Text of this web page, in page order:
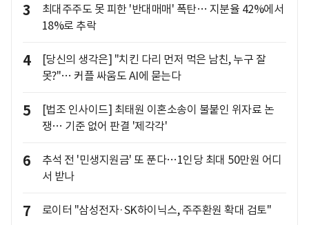
3
최대주주도 못 피한 '반대매매' 폭탄… 지분율 42%에서
18%로 추락
4
[당신의 생각은] "치킨 다리 먼저 먹은 남친, 누구 잘
못?"… 커플 싸움도 AI에 묻는다
5
[법조 인사이드] 최태원 이혼소송이 불붙인 위자료 논
쟁… 기준 없어 판결 '제각각'
6
추석 전 '민생지원금' 또 푼다…1인당 최대 50만원 어디
서 받나
7 로이터 "삼성전자·SK하이닉스, 주주환원 확대 검토"